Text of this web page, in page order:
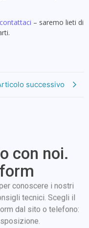
contattaci – saremo lieti di
successivo
con noi.
conoscere i nostri
tecnici. Scegli il
dal sito o telefono: